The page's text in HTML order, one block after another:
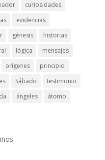
curiosidades
evidencias
génesis
historias
lógica
mensajes
orígenes
principio
Sábado
testimonio
ángeles átomo